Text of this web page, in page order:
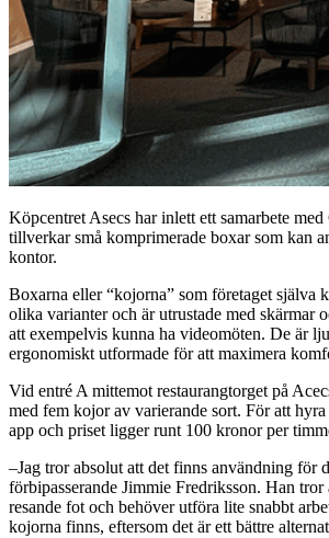
Köpcentret Asecs har inlett ett samarbete med Coya, ett företag som
tillverkar små komprimerade boxar som kan
kontor.
Boxarna eller “kojorna” som företaget själva
olika varianter och är utrustade med skärmar
att exempelvis kunna ha videomöten. De är
ergonomiskt utformade för att maximera
Vid entré A mittemot restaurangtorget på
med fem kojor av varierande sort. För att
app och priset ligger runt 100 kronor per
–Jag tror absolut att det finns användning för
förbipasserande Jimmie Fredriksson. Han tror
resande fot och behöver utföra lite snabbt
kojorna finns, eftersom det är ett bättre